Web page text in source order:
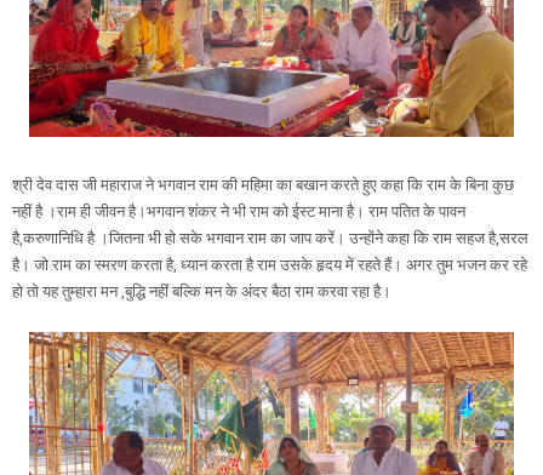
श्री देव दास जी महाराज ने भगवान राम की महिमा का बखान करते हुए कहा कि राम के बिना कुछ
नहीं है ।राम ही जीवन है।भगवान शंकर ने भी राम को ईस्ट माना है। राम पतित के पावन
है,करुणानिधि है ।जितना भी हो सके भगवान राम का जाप करें। उन्होंने कहा कि राम सहज है,सरल
है। जो राम का स्मरण करता है, ध्यान करता है राम उसके हृदय में रहते हैं। अगर तुम भजन कर रहे
हो तो यह तुम्हारा मन ,बुद्धि नहीं बल्कि मन के अंदर बैठा राम करवा रहा है।